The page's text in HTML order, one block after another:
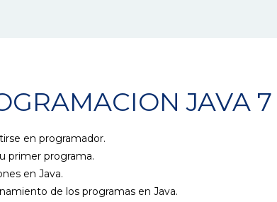
JAVA 7
en programador.
primer programa.
en Java.
de los programas en Java.